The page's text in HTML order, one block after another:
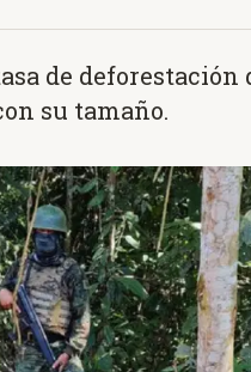
de deforestación
su tamaño.